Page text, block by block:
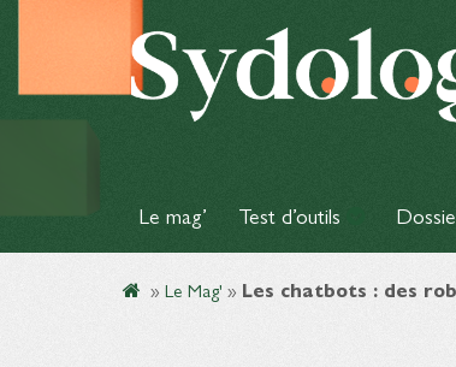
Le mag’ Test d’outils
» Le Mag' » Les chatbots : des